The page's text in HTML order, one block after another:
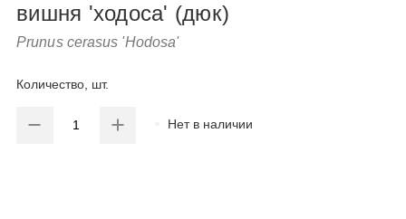
вишня 'ходоса' (дюк)
Prunus cerasus 'Hodosa'
Количество, шт.
Нет в наличии